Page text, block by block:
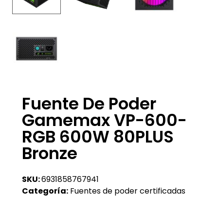
Fuente De Poder
Gamemax VP-600-
RGB 600W 80PLUS
Bronze
SKU:6931858767941
Categoría: Fuentes de poder certificadas